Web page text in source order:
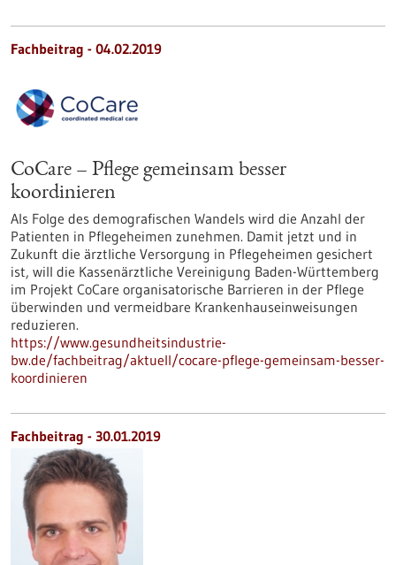
Fachbeitrag - 04.02.2019
CoCare – Pflege gemeinsam besser
koordinieren
Als Folge des demografischen Wandels wird die Anzahl der
Patienten in Pflegeheimen zunehmen. Damit jetzt und in
Zukunft die ärztliche Versorgung in Pflegeheimen gesichert
ist, will die Kassenärztliche Vereinigung Baden-Württemberg
im Projekt CoCare organisatorische Barrieren in der Pflege
überwinden und vermeidbare Krankenhauseinweisungen
reduzieren.
https://www.gesundheitsindustrie-
bw.de/fachbeitrag/aktuell/cocare-pflege-gemeinsam-besser-
koordinieren
Fachbeitrag - 30.01.2019